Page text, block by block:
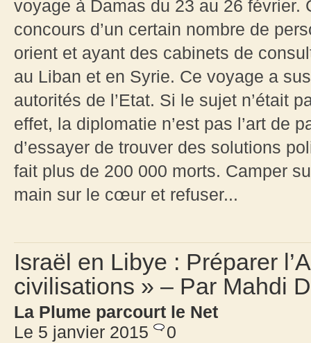
voyage à Damas du 23 au 26
concours d’un certain nombre de
orient et ayant des cabinets de
au Liban et en Syrie. Ce voyage a
autorités de l’Etat. Si le sujet n’était
effet, la diplomatie n’est pas l’art de
d’essayer de trouver des solutions
fait plus de 200 000 morts. Camper
main sur le cœur et refuser...
Israël en Libye : Préparer
civilisations » – Par Mahdi
La Plume parcourt le Net
Le 5 janvier 2015
0